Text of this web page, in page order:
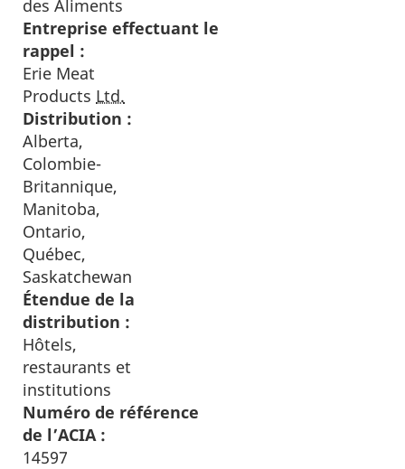
des Aliments
Entreprise effectuant le
rappel :
Erie Meat
Products Ltd.
Distribution :
Alberta,
Colombie-
Britannique,
Manitoba,
Ontario,
Québec,
Saskatchewan
Étendue de la
distribution :
Hôtels,
restaurants et
institutions
Numéro de référence
de l’ACIA :
14597